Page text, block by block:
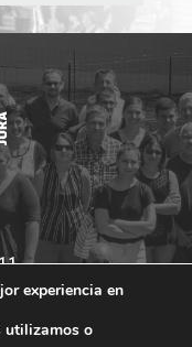
HAUTEROCHE
experiencia en
utilizamos o